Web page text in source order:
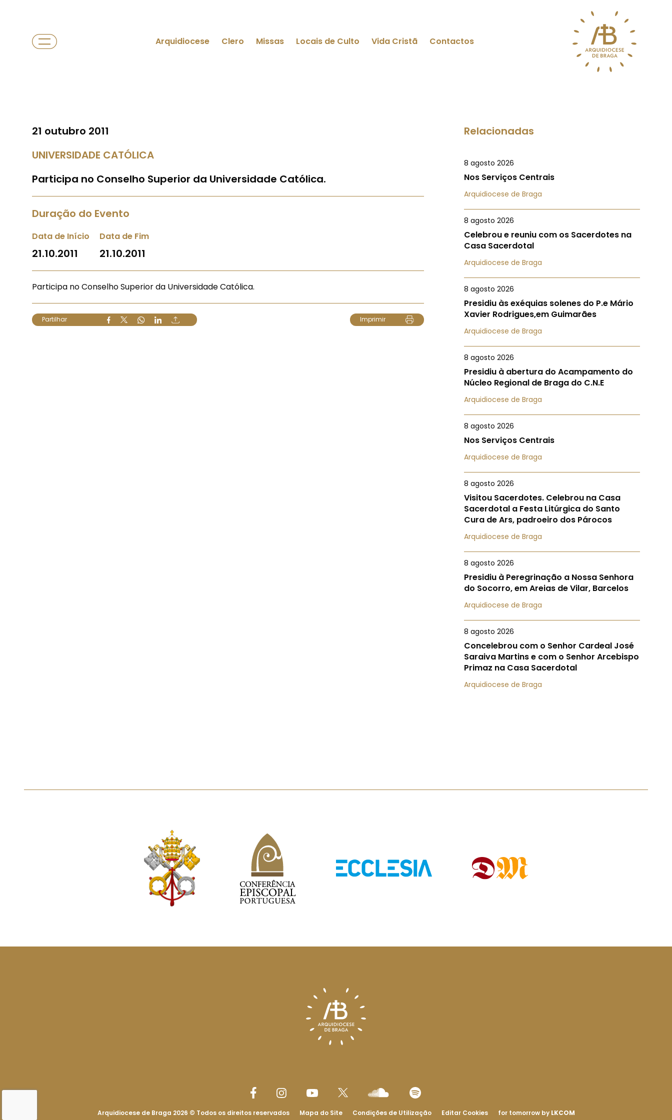
Arquidiocese Clero Missas Locais de Culto Vida Cristã Contactos
21 outubro 2011
UNIVERSIDADE CATÓLICA
Participa no Conselho Superior da Universidade Católica.
Duração do Evento
Data de Início
21.10.2011
Data de Fim
21.10.2011
Participa no Conselho Superior da Universidade Católica.
Partilhar Imprimir
Relacionadas
8 agosto 2026
Nos Serviços Centrais
Arquidiocese de Braga
8 agosto 2026
Celebrou e reuniu com os Sacerdotes na
Casa Sacerdotal
Arquidiocese de Braga
8 agosto 2026
Presidiu às exéquias solenes do P.e Mário
Xavier Rodrigues,em Guimarães
Arquidiocese de Braga
8 agosto 2026
Presidiu à abertura do Acampamento do
Núcleo Regional de Braga do C.N.E
Arquidiocese de Braga
8 agosto 2026
Nos Serviços Centrais
Arquidiocese de Braga
8 agosto 2026
Visitou Sacerdotes. Celebrou na Casa
Sacerdotal a Festa Litúrgica do Santo
Cura de Ars, padroeiro dos Párocos
Arquidiocese de Braga
8 agosto 2026
Presidiu à Peregrinação a Nossa Senhora
do Socorro, em Areias de Vilar, Barcelos
Arquidiocese de Braga
8 agosto 2026
Concelebrou com o Senhor Cardeal José
Saraiva Martins e com o Senhor Arcebispo
Primaz na Casa Sacerdotal
Arquidiocese de Braga
Arquidiocese de Braga 2026 © Todos os direitos reservados Mapa do Site Condições de Utilização Editar Cookies for tomorrow by LKCOM